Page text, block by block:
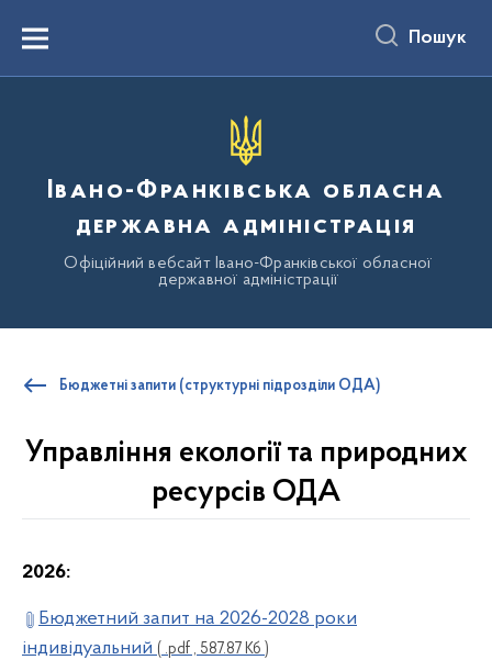
вмістуMenu Пошук
Івано-Франківська обласна
державна адміністрація
Офіційний вебсайт Івано-Франківської обласної
державної адміністрації
Бюджетні запити (структурні підрозділи ОДА)
Управління екології та природних
ресурсів ОДА
2026:
Бюджетний запит на 2026-2028 роки
індивідуальний ( .pdf , 587.87 Кб )